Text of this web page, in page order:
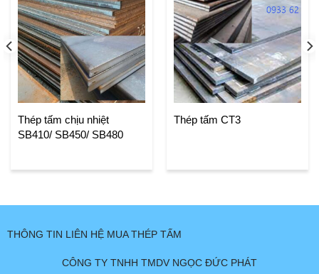
Thép tấm chịu nhiệt
SB410/ SB450/ SB480
Thép tấm CT3
THÔNG TIN LIÊN HỆ MUA THÉP TẤM
CÔNG TY TNHH TMDV NGỌC ĐỨC PHÁT